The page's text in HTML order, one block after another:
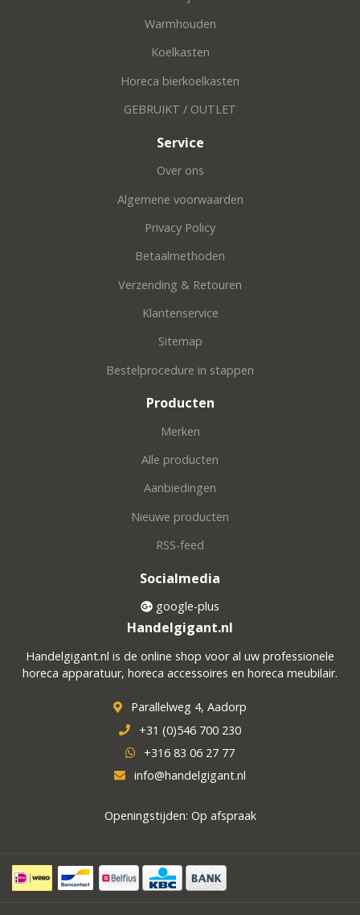
Warmhouden
Koelkasten
Horeca bierkoelkasten
GEBRUIKT / OUTLET
Service
Over ons
Algemene voorwaarden
Privacy Policy
Betaalmethoden
Verzending & Retouren
Klantenservice
Sitemap
Bestelprocedure in stappen
Producten
Merken
Alle producten
Aanbiedingen
Nieuwe producten
RSS-feed
Socialmedia
google-plus
Handelgigant.nl
Handelgigant.nl is de online shop voor al uw professionele
horeca apparatuur, horeca accessoires en horeca meubilair.
Parallelweg 4, Aadorp
+31 (0)546 700 230
+316 83 06 27 77
info@handelgigant.nl
Openingstijden: Op afspraak